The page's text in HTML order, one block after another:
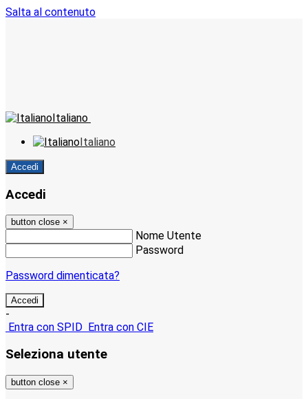
Salta al contenuto
Italiano
Italiano
Accedi
Accedi
button close ×
Nome Utente
Password
Password dimenticata?
-
Entra con SPID Entra con CIE
Seleziona utente
button close ×